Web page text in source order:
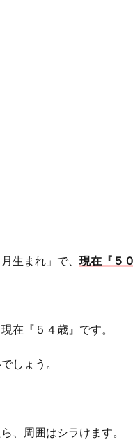
生まれ」で、 現在『５
在『５４歳』です。
しょう。
、周囲はシラけます。